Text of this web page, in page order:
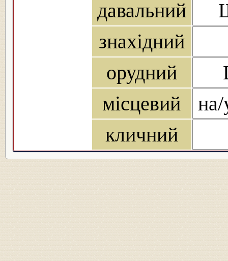
давальний
знахідний
орудний
місцевий
кличний